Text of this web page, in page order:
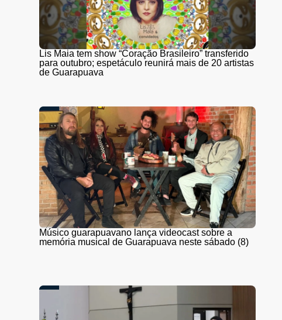
Lis Maia tem show “Coração Brasileiro” transferido
para outubro; espetáculo reunirá mais de 20 artistas
de Guarapuava
Músico guarapuavano lança videocast sobre a
memória musical de Guarapuava neste sábado (8)